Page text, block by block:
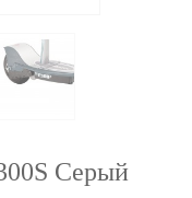
Серый